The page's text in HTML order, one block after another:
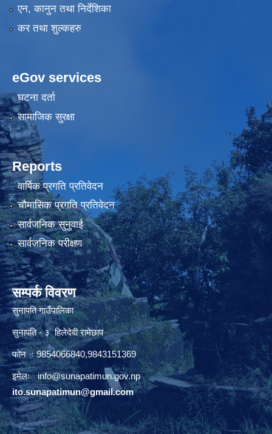
एन, कानुन तथा निर्देशिका
कर तथा शुल्कहरु
eGov services
घटना दर्ता
सामाजिक सुरक्षा
Reports
वार्षिक प्रगति प्रतिवेदन
चौमासिक प्रगति प्रतिवेदन
सार्वजनिक सुनुवाई
सार्वजनिक परीक्षण
सम्पर्क विवरण
सुनापति गाउँपालिका
सुनापति - ३ हिलेदेवी रामेछाप
फोन ः 9854066840,9843151369
इमेलः info@sunapatimun.gov.np
ito.sunapatimun@gmail.com